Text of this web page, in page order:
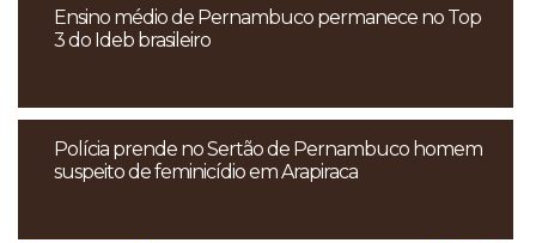
Ensino médio de Pernambuco permanece no Top
3 do Ideb brasileiro
Polícia prende no Sertão de Pernambuco homem
suspeito de feminicídio em Arapiraca